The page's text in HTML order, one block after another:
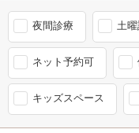
夜間診療 土
ネット予約可
キッズスペース